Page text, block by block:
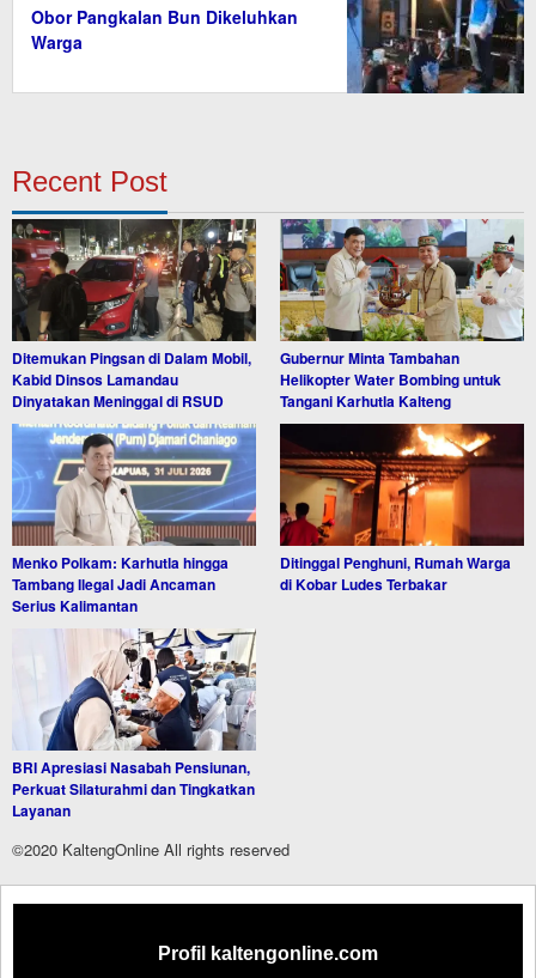
Obor Pangkalan Bun Dikeluhkan
Warga
Recent Post
Ditemukan Pingsan di Dalam Mobil,
Kabid Dinsos Lamandau
Dinyatakan Meninggal di RSUD
Gubernur Minta Tambahan
Helikopter Water Bombing untuk
Tangani Karhutla Kalteng
Menko Polkam: Karhutla hingga
Tambang Ilegal Jadi Ancaman
Serius Kalimantan
Ditinggal Penghuni, Rumah Warga
di Kobar Ludes Terbakar
BRI Apresiasi Nasabah Pensiunan,
Perkuat Silaturahmi dan Tingkatkan
Layanan
©2020 KaltengOnline All rights reserved
Profil kaltengonline.com